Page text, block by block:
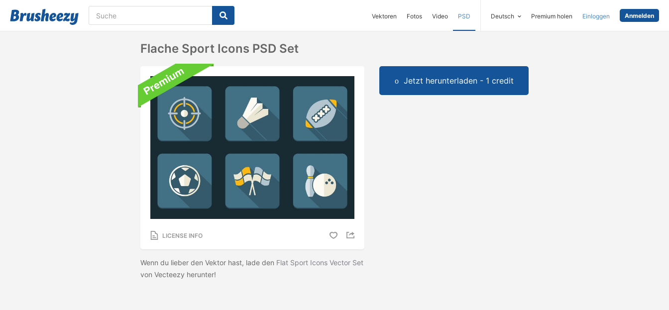
Vektoren Fotos Video PSD Deutsch Premium holen Einloggen Anmelden
Flache Sport Icons PSD Set
LICENSE INFO
Wenn du lieber den Vektor hast, lade den Flat Sport Icons Vector Set
von Vecteezy herunter!
Jetzt herunterladen - 1 credit